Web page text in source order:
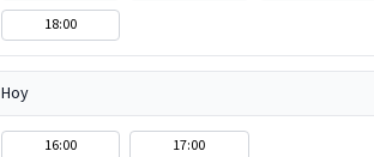
18:00
Hoy
16:00 17:00